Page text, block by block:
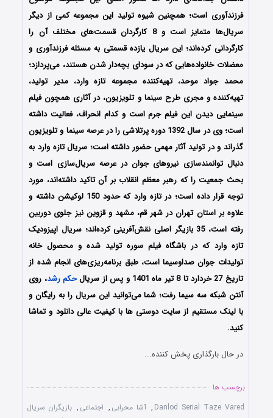
فرزندآوری است؛ همچنین شیوه تولید این مجموعه کمی از دیگر
سریال‌ها متمایز است و 8 کارگردان قسمت‌های مختلف آن را
کارگردانی کرده‌اند؛ این سریال یازده قسمتی به مسئله فرزندآوری و
معضلات خانواده‌هایی که در سودای بچه‌دار شدن هستند، می‌پردازد؛
محمد جواد موحد، تهیه‌کننده مجموعه تازه وارد، مدیر تولید،
تهیه‌کننده و مجری طرح سینما و تلویزیون، در آثاری همچون فیلم
سینمایی دیدن این فیلم جرم است و کدام انحراف، فعالیت داشته
است؛ وی در سال 1392 دوره‌ پرتلاشی را در عرصه سینما و تلویزیون
گذراند و در تولید آثار مهمی حضور داشته است؛ سریال تازه وارد به
دنبال توانمندسازی نیروهای جوان در عرصه سریال‌سازی است و
بحث جمعیت را که رهبر معظم انقلاب بر آن تاکید داشته‌اند، مورد
توجه قرار داده است؛ در تازه وارد که حدود 150 لوکیشن داشته و
علاوه بر استان تهران در شهر قم، مشهد و قزوین نیز جلوی دوربین
رفته است، 35 بازیگر اصلی نقش‌آفرینی کرده‌اند؛ سریال اپیزودیک
تازه وارد که در باشگاه فیلم سوره تولید شده و محصول خانه
تولیدات جوان صداوسیما است، طبق برنامه‌‌ریزی‌های انجام شده از
تاریخ 27 خردارد تا 8 تیر ماه 1401 و پس از سریال
حکم رشد، روی
آنتن شبکه سه سیما رفت؛ شما می‌توانید این سریال را به رایگان و
با لینک مستقیم از سایت دوستی ها با کیفیت عالی دانلود و تماشا
کنید.
در حال بارگذاری پخش کننده...
برچسب ها
Danlod Serial Taze Vared
, آشا محرابی , اجتماعی , بازیگران سریال